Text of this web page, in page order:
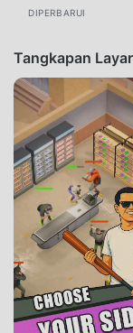
DIPERBARUI
Tangkapan Layar